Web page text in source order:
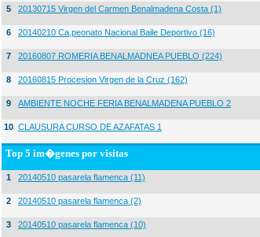
5 20130715 Virgen del Carmen Benalmadena Costa (1)
6 20140210 Ca,peonato Nacional Baile Deportivo (16)
7 20160807 ROMERIA BENALMADNEA PUEBLO (224)
8 20160815 Procesion Virgen de la Cruz (162)
9 AMBIENTE NOCHE FERIA BENALMADENA PUEBLO 2
10 CLAUSURA CURSO DE AZAFATAS 1
Top 5 im�genes por visitas
1 20140510 pasarela flamenca (11)
2 20140510 pasarela flamenca (2)
3 20140510 pasarela flamenca (10)